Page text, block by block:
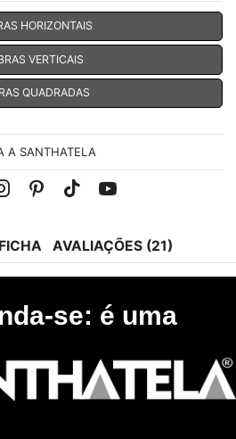
HORIZONTAIS
VERTICAIS
QUADRADAS
A SANTHATELA
InstagramPinterest
Tik-Youtube
FICHA AVALIAÇÕES (21)
se: é uma